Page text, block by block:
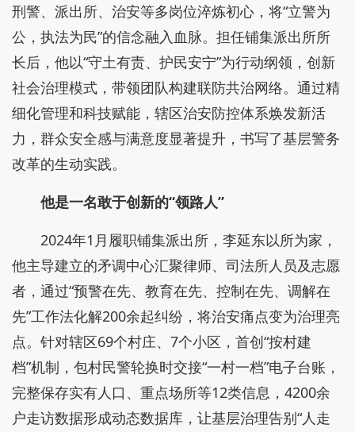
刑警、派出所、治安等多岗位淬炼初心，将“立警为
公，执法为民”的信念融入血脉。担任铺集派出所所
长后，他以“守土有责、护民安宁”为行动纲领，创新
社会治理模式，带领团队构建联防共治网络。通过精
细化管理和科技赋能，辖区治安防控体系焕发新活
力，群众安全感与满意度显著提升，书写了基层警务
改革的生动实践。
他是一名敢于创新的“领路人”
2024年1月履职铺集派出所，李延东以所为家，
他主导建立的矛调中心汇聚律师、司法所人员及志愿
者，通过“预警在先、教育在先、控制在先、调解在
先”工作法化解200余起纠纷，将治安痛点变为治理亮
点。针对辖区69个村庄、7个小区，首创“按村建
档”机制，包村民警轮换时交接“一村一档”电子台账，
完整保存实有人口、重点场所等12类信息，4200余
户走访数据形成动态数据库，让基层治理告别“人走